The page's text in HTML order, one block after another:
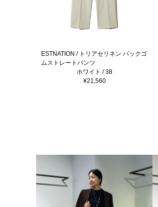
ESTNATION / トリアセリネン バックゴ
ムストレートパンツ
ホワイト / 38
¥21,560